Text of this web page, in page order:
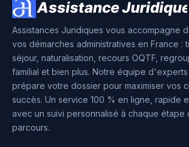
Assistances Juridiques vous accompagne
vos démarches administratives en France :
séjour, naturalisation, recours OQTF,
familial et bien plus. Notre équipe
prépare votre dossier pour maximiser vos
succès. Un service 100 % en ligne, rapide
avec un suivi personnalisé à chaque étape
parcours.